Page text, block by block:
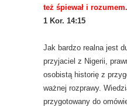
też śpiewał i rozumem.
1 Kor. 14:15
Jak bardzo realna jest
przyjaciel z Nigerii,
osobistą historię z
ważnej rozprawy.
przygotowany do